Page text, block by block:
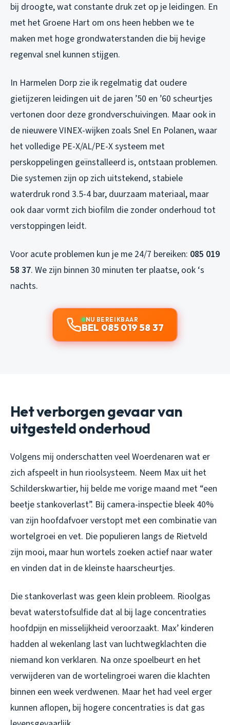
bij droogte, wat constante druk zet op je leidingen. En
met het Groene Hart om ons heen hebben we te
maken met hoge grondwaterstanden die bij hevige
regenval snel kunnen stijgen.
In Harmelen Dorp zie ik regelmatig dat oudere
gietijzeren leidingen uit de jaren ’50 en ’60 scheurtjes
vertonen door deze grondverschuivingen. Maar ook in
de nieuwere VINEX-wijken zoals Snel En Polanen, waar
het volledige PE-X/AL/PE-X systeem met
perskoppelingen geïnstalleerd is, ontstaan problemen.
Die systemen zijn op zich uitstekend, stabiele
waterdruk rond 3.5-4 bar, duurzaam materiaal, maar
ook daar vormt zich biofilm die zonder onderhoud tot
verstoppingen leidt.
Voor acute problemen kun je me 24/7 bereiken: 085 019
58 37. We zijn binnen 30 minuten ter plaatse, ook ‘s
nachts.
NU BEREIKBAAR
BEL 085 019 58 37
Het verborgen gevaar van
uitgesteld onderhoud
Volgens mij onderschatten veel Woerdenaren wat er
zich afspeelt in hun rioolsysteem. Neem Max uit het
Schilderskwartier, hij belde me vorige maand met “een
beetje stankoverlast”. Bij camera-inspectie bleek 40%
van zijn hoofdafvoer verstopt met een combinatie van
wortelgroei en vet. Die populieren langs de Rietveld
zijn mooi, maar hun wortels zoeken actief naar water
en vinden dat in de kleinste haarscheurtjes.
Die stankoverlast was geen klein probleem. Rioolgas
bevat waterstofsulfide dat al bij lage concentraties
hoofdpijn en misselijkheid veroorzaakt. Max’ kinderen
hadden al wekenlang last van luchtwegklachten die
niemand kon verklaren. Na onze spoelbeurt en het
verwijderen van de wortelingroei waren die klachten
binnen een week verdwenen. Maar het had veel erger
kunnen aflopen, bij hogere concentraties is dat gas